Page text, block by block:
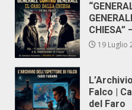
19 Luglio
Falco |
del Faro